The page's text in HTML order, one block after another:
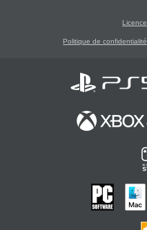
Licence
Politique de confidentialité